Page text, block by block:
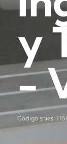
y
-
Código snies: